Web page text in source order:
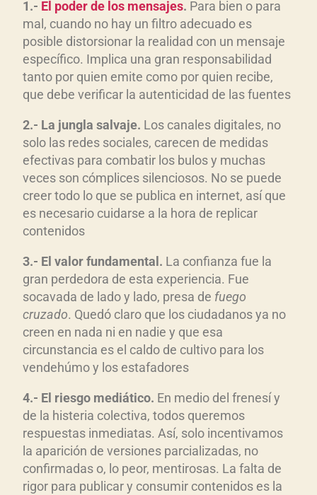
1.- El poder de los mensajes. Para bien o para
mal, cuando no hay un filtro adecuado es
posible distorsionar la realidad con un mensaje
específico. Implica una gran responsabilidad
tanto por quien emite como por quien recibe,
que debe verificar la autenticidad de las fuentes
2.- La jungla salvaje. Los canales digitales, no
solo las redes sociales, carecen de medidas
efectivas para combatir los bulos y muchas
veces son cómplices silenciosos. No se puede
creer todo lo que se publica en internet, así que
es necesario cuidarse a la hora de replicar
contenidos
3.- El valor fundamental. La confianza fue la
gran perdedora de esta experiencia. Fue
socavada de lado y lado, presa de fuego
cruzado. Quedó claro que los ciudadanos ya no
creen en nada ni en nadie y que esa
circunstancia es el caldo de cultivo para los
vendehúmo y los estafadores
4.- El riesgo mediático. En medio del frenesí y
de la histeria colectiva, todos queremos
respuestas inmediatas. Así, solo incentivamos
la aparición de versiones parcializadas, no
confirmadas o, lo peor, mentirosas. La falta de
rigor para publicar y consumir contenidos es la